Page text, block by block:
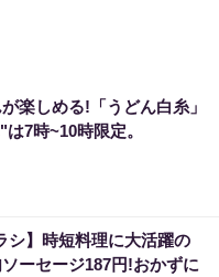
楽しめる!「うどん白糸」
7時~10時限定。
シ】時短料理に大活躍の
ーセージ187円!おかずに